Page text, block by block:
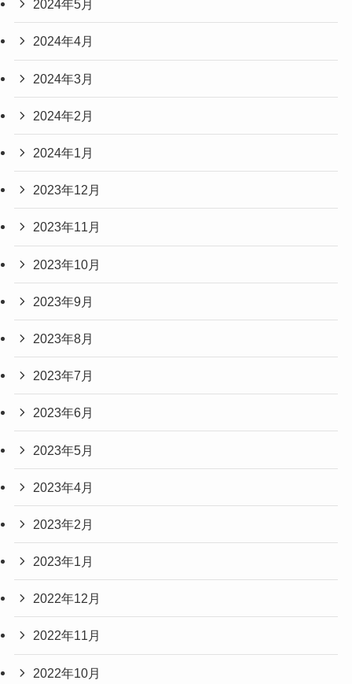
2024年5月
2024年4月
2024年3月
2024年2月
2024年1月
2023年12月
2023年11月
2023年10月
2023年9月
2023年8月
2023年7月
2023年6月
2023年5月
2023年4月
2023年2月
2023年1月
2022年12月
2022年11月
2022年10月